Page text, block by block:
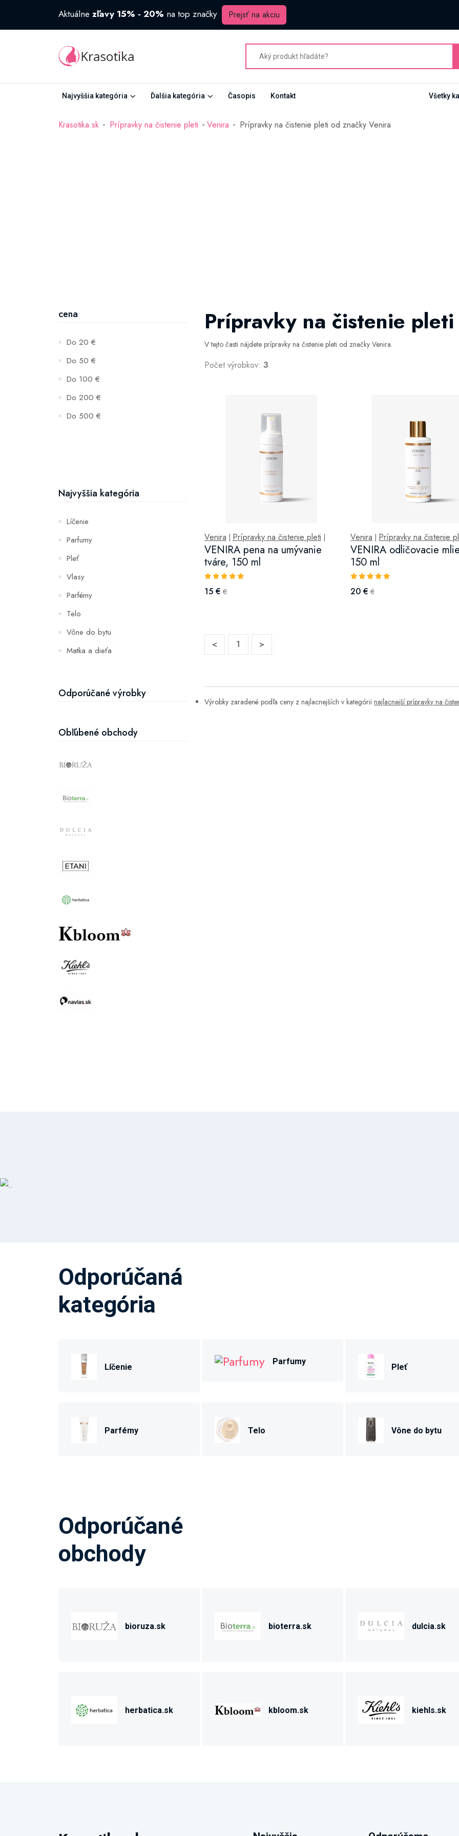
Aktuálne zľavy 15% - 20% na top značky Prejsť na akciu
Najvyššia kategória Ďalšia kategória Časopis Kontakt Všetky
Krasotika.sk Prípravky na čistenie pleti Venira Prípravky na čistenie pleti od značky Venira
cena
Do 20 €
Do 50 €
Do 100 €
Do 200 €
Do 500 €
Najvyššia kategória
Líčenie
Parfumy
Pleť
Vlasy
Parfémy
Telo
Vône do bytu
Matka a dieťa
Hydratácia a výživa pleti
Odporúčané výrobky
Obľúbené obchody
Prípravky na čistenie
V tejto časti nájdete prípravky na čistenie pleti od značky Venira.
Počet výrobkov: 3
Venira Prípravky na čistenie pleti
VENIRA pena na umývanie
tváre, 150 ml
15 € €
Venira Prípravky na čistenie
VENIRA odličovacie
150 ml
20 € €
< 1 >
Výrobky zaradené podľa ceny z najlacnejších v kategórii najlacnejší prípravky na
Odporúčaná
kategória
Líčenie
Parfumy
Pleť
Parfémy Telo Vône do bytu
Odporúčané
obchody
bioruza.sk bioterra.sk dulcia.sk
herbatica.sk kbloom.sk kiehls.sk